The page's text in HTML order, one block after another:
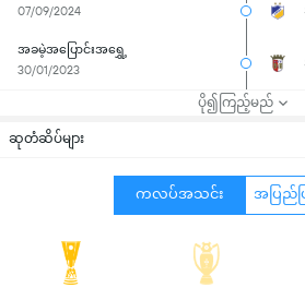
07/09/2024
အခမဲ့အပြောင်းအရွှေ့
30/01/2023
ပို၍ကြည့်မည်
ဆုတံဆိပ်များ
ကလပ်အသင်း အပြည်